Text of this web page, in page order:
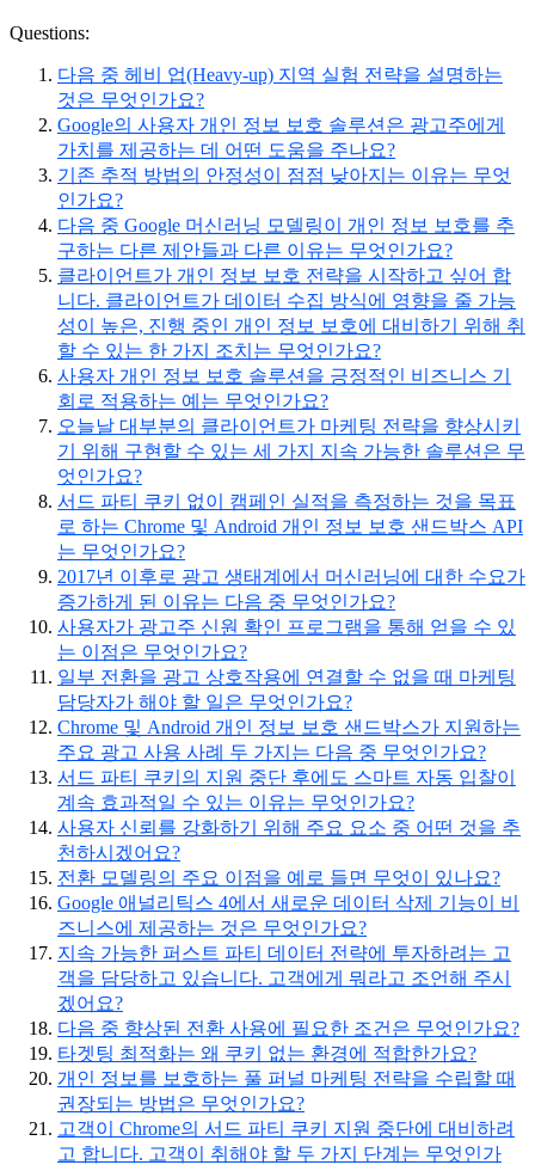
Questions:
다음 중 헤비 업(Heavy-up) 지역 실험 전략을 설명하는
것은 무엇인가요?
Google의 사용자 개인 정보 보호 솔루션은 광고주에게
가치를 제공하는 데 어떤 도움을 주나요?
기존 추적 방법의 안정성이 점점 낮아지는 이유는 무엇
인가요?
다음 중 Google 머신러닝 모델링이 개인 정보 보호를 추
구하는 다른 제안들과 다른 이유는 무엇인가요?
클라이언트가 개인 정보 보호 전략을 시작하고 싶어 합
니다. 클라이언트가 데이터 수집 방식에 영향을 줄 가능
성이 높은, 진행 중인 개인 정보 보호에 대비하기 위해 취
할 수 있는 한 가지 조치는 무엇인가요?
사용자 개인 정보 보호 솔루션을 긍정적인 비즈니스 기
회로 적용하는 예는 무엇인가요?
오늘날 대부분의 클라이언트가 마케팅 전략을 향상시키
기 위해 구현할 수 있는 세 가지 지속 가능한 솔루션은 무
엇인가요?
서드 파티 쿠키 없이 캠페인 실적을 측정하는 것을 목표
로 하는 Chrome 및 Android 개인 정보 보호 샌드박스 API
는 무엇인가요?
2017년 이후로 광고 생태계에서 머신러닝에 대한 수요가
증가하게 된 이유는 다음 중 무엇인가요?
사용자가 광고주 신원 확인 프로그램을 통해 얻을 수 있
는 이점은 무엇인가요?
일부 전환을 광고 상호작용에 연결할 수 없을 때 마케팅
담당자가 해야 할 일은 무엇인가요?
Chrome 및 Android 개인 정보 보호 샌드박스가 지원하는
주요 광고 사용 사례 두 가지는 다음 중 무엇인가요?
서드 파티 쿠키의 지원 중단 후에도 스마트 자동 입찰이
계속 효과적일 수 있는 이유는 무엇인가요?
사용자 신뢰를 강화하기 위해 주요 요소 중 어떤 것을 추
천하시겠어요?
전환 모델링의 주요 이점을 예로 들면 무엇이 있나요?
Google 애널리틱스 4에서 새로운 데이터 삭제 기능이 비
즈니스에 제공하는 것은 무엇인가요?
지속 가능한 퍼스트 파티 데이터 전략에 투자하려는 고
객을 담당하고 있습니다. 고객에게 뭐라고 조언해 주시
겠어요?
다음 중 향상된 전환 사용에 필요한 조건은 무엇인가요?
타겟팅 최적화는 왜 쿠키 없는 환경에 적합한가요?
개인 정보를 보호하는 풀 퍼널 마케팅 전략을 수립할 때
권장되는 방법은 무엇인가요?
고객이 Chrome의 서드 파티 쿠키 지원 중단에 대비하려
고 합니다. 고객이 취해야 할 두 가지 단계는 무엇인가